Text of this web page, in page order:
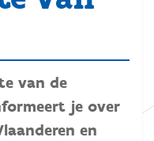
van de
je over
en